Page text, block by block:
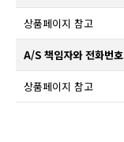
상품페이지 참고
A/S 책임자와 전화번호
상품페이지 참고